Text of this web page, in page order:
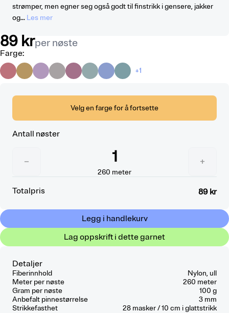
strømper, men egner seg også godt til finstrikk i gensere, jakker
og... Les mer
89 krper nøste
Farge:
+1
Velg en farge for å fortsette
Antall nøster
− 1
260 meter
+
Totalpris 89 kr
Legg i handlekurv
Lag oppskrift i dette garnet
Detaljer
Fiberinnhold
Nylon, ull
Meter per nøste
260 meter
Gram per nøste
100 g
Anbefalt pinnestørrelse
3 mm
Strikkefasthet
28 masker / 10 cm i glattstrikk